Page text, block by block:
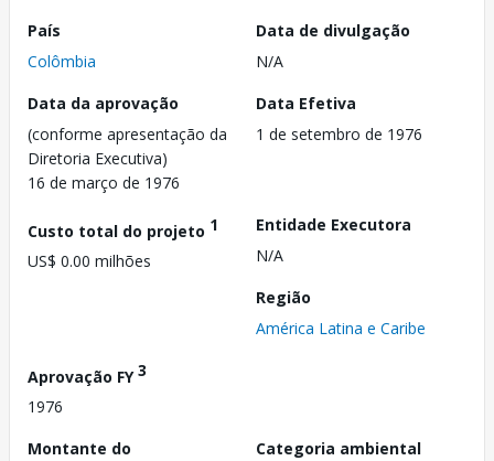
País
Colômbia
Data de divulgação
N/A
Data da aprovação
(conforme apresentação da
Diretoria Executiva)
16 de março de 1976
Data Efetiva
1 de setembro de 1976
Custo total do projeto 1
US$ 0.00 milhões
Entidade Executora
N/A
Região
América Latina e Caribe
Aprovação FY3
1976
Montante do
Categoria ambiental